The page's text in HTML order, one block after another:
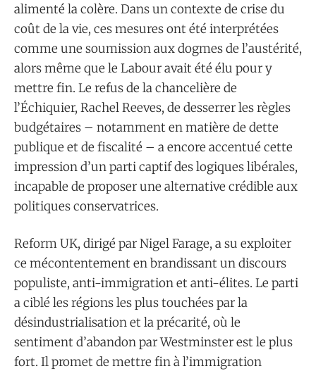
alimenté la colère. Dans un contexte de crise du
coût de la vie, ces mesures ont été interprétées
comme une soumission aux dogmes de l’austérité,
alors même que le Labour avait été élu pour y
mettre fin. Le refus de la chancelière de
l’Échiquier, Rachel Reeves, de desserrer les règles
budgétaires – notamment en matière de dette
publique et de fiscalité – a encore accentué cette
impression d’un parti captif des logiques libérales,
incapable de proposer une alternative crédible aux
politiques conservatrices.
Reform UK, dirigé par Nigel Farage, a su exploiter
ce mécontentement en brandissant un discours
populiste, anti-immigration et anti-élites. Le parti
a ciblé les régions les plus touchées par la
désindustrialisation et la précarité, où le
sentiment d’abandon par Westminster est le plus
fort. Il promet de mettre fin à l’immigration